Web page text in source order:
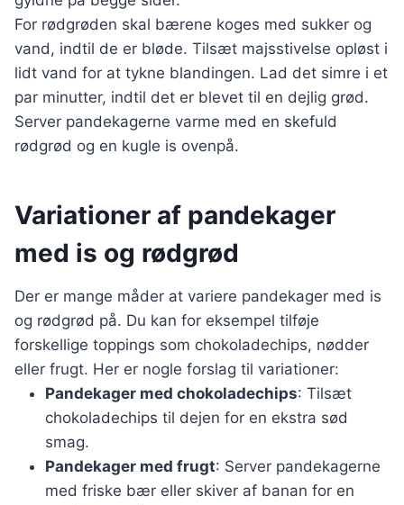
For rødgrøden skal bærene koges med sukker og
vand, indtil de er bløde. Tilsæt majsstivelse opløst i
lidt vand for at tykne blandingen. Lad det simre i et
par minutter, indtil det er blevet til en dejlig grød.
Server pandekagerne varme med en skefuld
rødgrød og en kugle is ovenpå.
Variationer af pandekager
med is og rødgrød
Der er mange måder at variere pandekager med is
og rødgrød på. Du kan for eksempel tilføje
forskellige toppings som chokoladechips, nødder
eller frugt. Her er nogle forslag til variationer:
Pandekager med chokoladechips: Tilsæt
chokoladechips til dejen for en ekstra sød
smag.
Pandekager med frugt: Server pandekagerne
med friske bær eller skiver af banan for en